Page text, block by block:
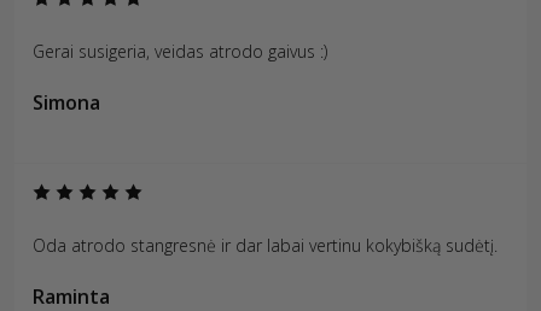
Gerai susigeria, veidas atrodo gaivus :)
Simona
Oda atrodo stangresnė ir dar labai vertinu kokybišką sudėtį.
Raminta